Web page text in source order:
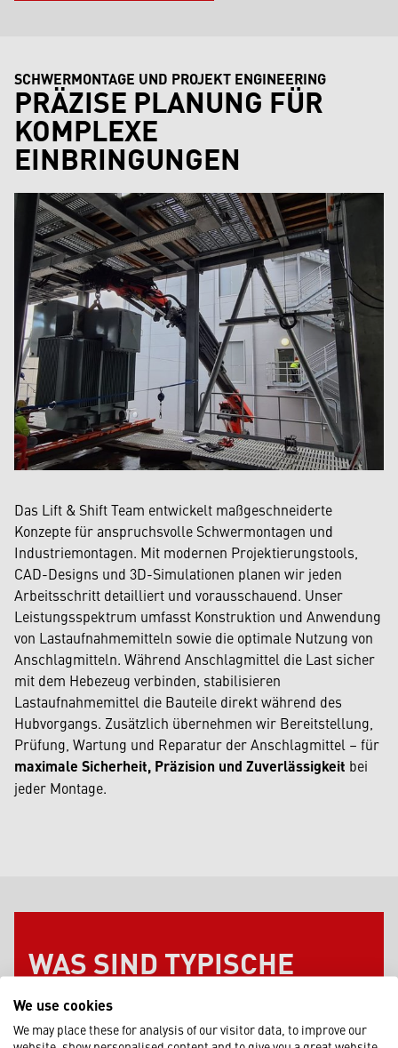
SCHWERMONTAGE UND PROJEKT ENGINEERING
PRÄZISE PLANUNG FÜR
KOMPLEXE
EINBRINGUNGEN
Das Lift & Shift Team entwickelt maßgeschneiderte
Konzepte für anspruchsvolle Schwermontagen und
Industriemontagen. Mit modernen Projektierungstools,
CAD-Designs und 3D-Simulationen planen wir jeden
Arbeitsschritt detailliert und vorausschauend. Unser
Leistungsspektrum umfasst Konstruktion und Anwendung
von Lastaufnahmemitteln sowie die optimale Nutzung von
Anschlagmitteln. Während Anschlagmittel die Last sicher
mit dem Hebezeug verbinden, stabilisieren
Lastaufnahmemittel die Bauteile direkt während des
Hubvorgangs. Zusätzlich übernehmen wir Bereitstellung,
Prüfung, Wartung und Reparatur der Anschlagmittel – für
maximale Sicherheit, Präzision und Zuverlässigkeit bei
jeder Montage.
WAS SIND TYPISCHE
EINSATZGEBIETE DER
SCHWERMONTAGE?
We use cookies
We may place these for analysis of our visitor data, to improve our